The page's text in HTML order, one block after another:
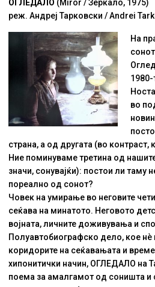
ОГЛЕДАЛО (Miror / Зеркало, 1975)
реж. Андреј Тарковски / Andrei
На
1980-
во
страна, а од другата (во контраст,
Ние поминуваме третина од
значи, сонувајќи): постои ли таму
пореално од сонот?
Човек на умирање во неговите
сеќава на минатото. Неговото
војната, личните доживувања и
Полуавтобиографско дело, кое нè
коридорите на сеќавањата и
хипонитички начин, ОГЛЕДАЛО на
поема за амалгамот од соништа